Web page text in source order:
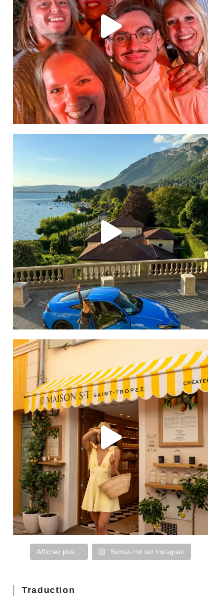
Affichez plus… Suivez-moi sur Instagram
Traduction